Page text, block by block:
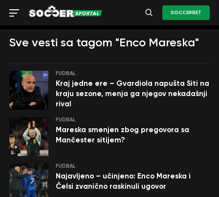
SOCCERBET
Sve vesti sa tagom "Enco Mareska"
FUDBAL
Kraj jedne ere – Gvardiola napušta Siti na
kraju sezone, menja ga njegov nekadašnji
rival
FUDBAL
Mareska smenjen zbog pregovora sa
Mančester sitijem?
FUDBAL
Najavljeno – učinjeno: Enco Mareska i
Čelsi zvanično raskinuli ugovor